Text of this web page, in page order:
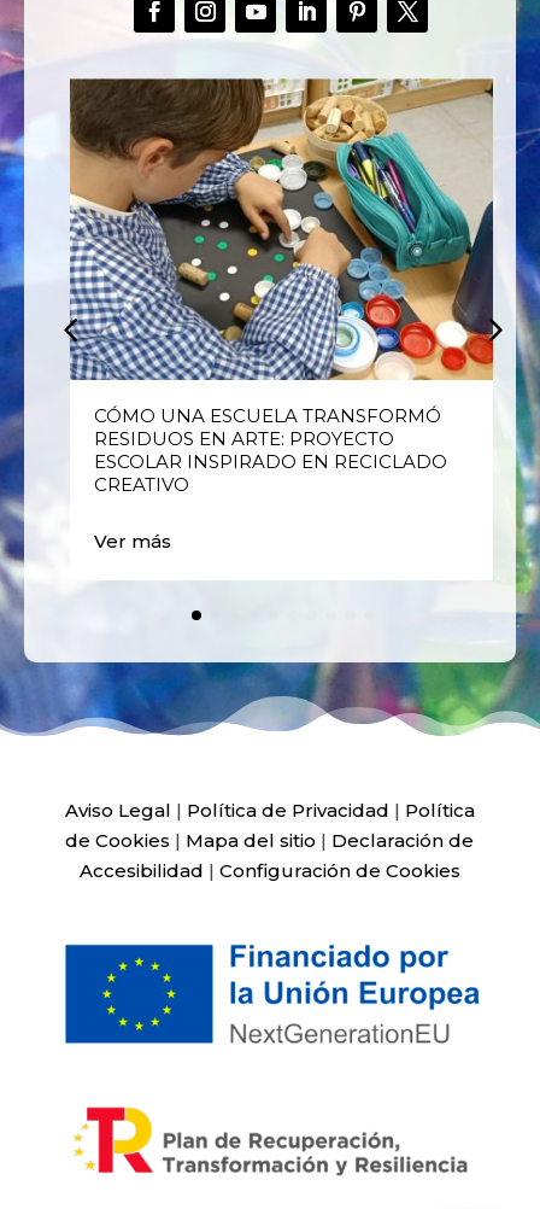
CÓMO UNA ESCUELA TRANSFORMÓ
RESIDUOS EN ARTE: PROYECTO
ESCOLAR INSPIRADO EN RECICLADO
CREATIVO
Ver más
Aviso Legal | Política de Privacidad | Política
de Cookies | Mapa del sitio | Declaración de
Accesibilidad | Configuración de Cookies